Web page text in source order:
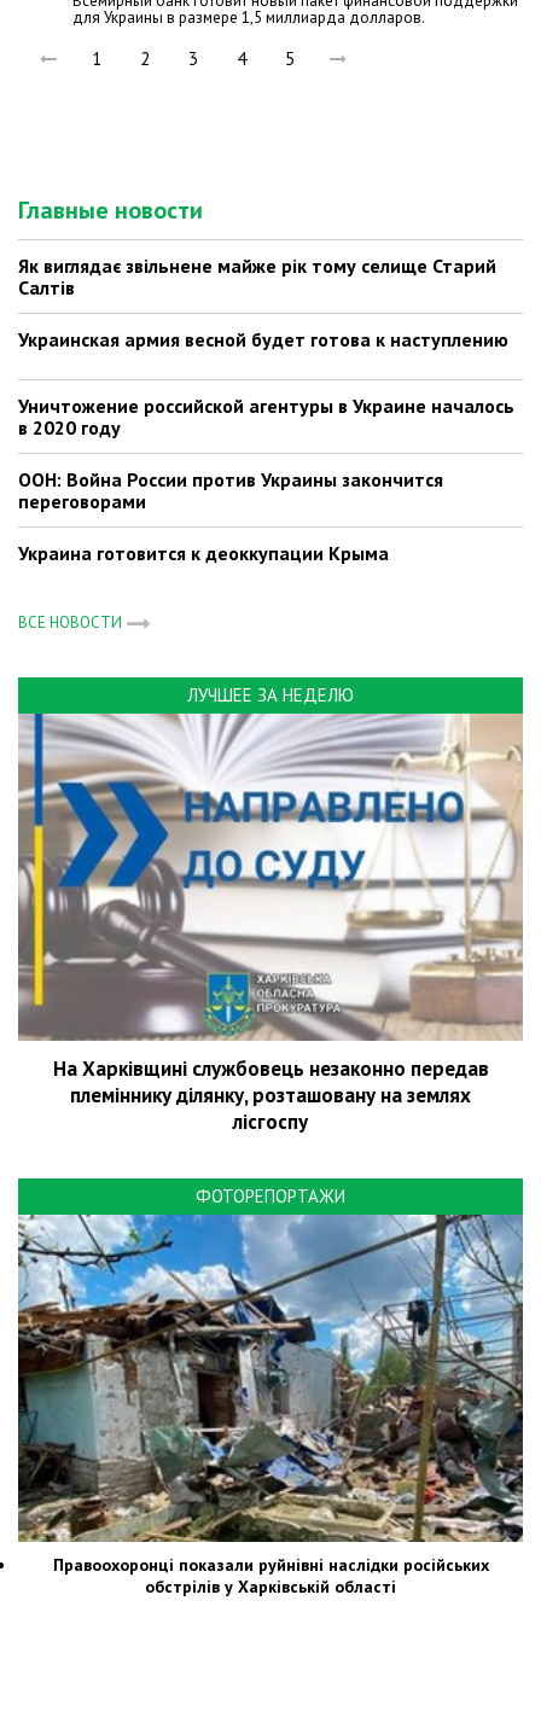
для Украины в размере 1,5 миллиарда долларов.
1 2 3 4 5
Главные новости
Як виглядає звільнене майже рік тому селище Старий
Салтів
Украинская армия весной будет готова к наступлению
Уничтожение российской агентуры в Украине началось
в 2020 году
ООН: Война России против Украины закончится
переговорами
Украина готовится к деоккупации Крыма
ВСЕ НОВОСТИ
ЛУЧШЕЕ ЗА НЕДЕЛЮ
На Харківщині службовець незаконно передав
племіннику ділянку, розташовану на землях
лісгоспу
ФОТОРЕПОРТАЖИ
Правоохоронці показали руйнівні наслідки російських
обстрілів у Харківській області